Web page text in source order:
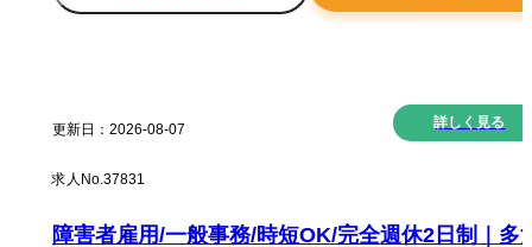
更新日： 2026-08-07
求人No.37831
詳しく見る
障害者雇用/一般事務/時短OK/完全週休2日制｜多